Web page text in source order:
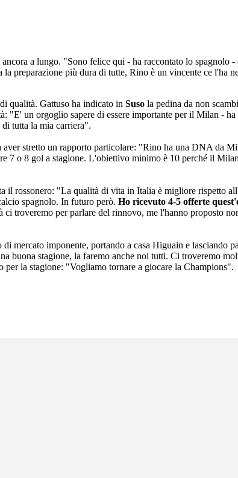
a lungo. "Sono felice qui - ha raccontato lo
la preparazione più dura di tutte, Rino è un vincente ce
qualità. Gattuso ha indicato in Suso la pedina da non
"E' un orgoglio sapere di essere importante per il Milan -
tutta la mia carriera".
aver stretto un rapporto particolare: "Rino ha una DNA da
7 o 8 gol a stagione. L'obiettivo minimo è 10 perché il
il rossonero: "La qualità di vita in Italia è migliore rispetto
spagnolo. In futuro però. Ho ricevuto 4-5 offerte
troveremo per parlare del rinnovo, me l'hanno proposto
mercato imponente, portando a casa Higuain e lasciando
buona stagione, la faremo anche noi tutti. Ci troveremo
la stagione: "Vogliamo tornare a giocare la Champions".